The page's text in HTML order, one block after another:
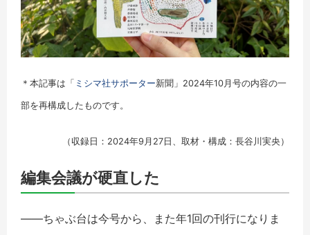
＊本記事は「 ミシマ社サポーター新聞」2024年10月号の内容の一
部を再構成したものです。
（収録日：2024年9月27日、取材・構成：長谷川実央）
編集会議が硬直した
――ちゃぶ台は今号から、また年1回の刊行になりま